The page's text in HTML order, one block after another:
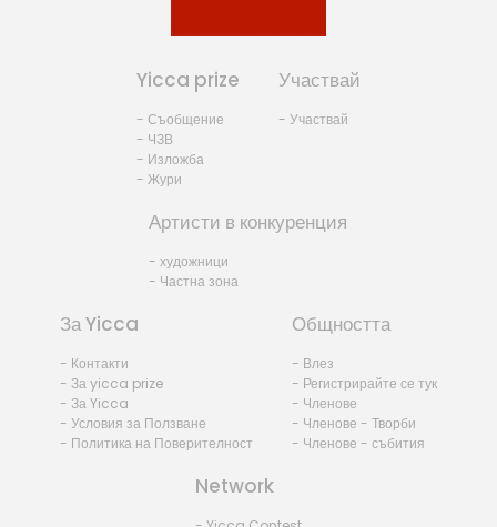
Yicca prize
- Съобщение
- ЧЗВ
- Изложба
- Жури
Участвай
- Участвай
Артисти в конкуренция
- художници
- Частна зона
За Yicca
- Контакти
- За yicca prize
- За Yicca
- Условия за Ползване
- Политика на Поверителност
Общността
- Влез
- Регистрирайте се тук
- Членове
- Членове - Творби
- Членове - събития
Network